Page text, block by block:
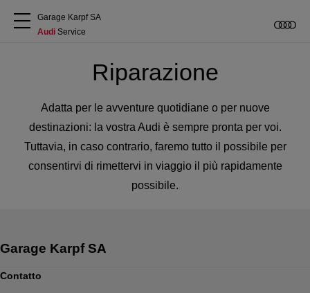
Acquistare Audi
Service
Accessori Originali Audi
Garage Karpf SA
Audi Service
Riparazione
Adatta per le avventure quotidiane o per nuove
destinazioni: la vostra Audi è sempre pronta per voi.
Tuttavia, in caso contrario, faremo tutto il possibile per
consentirvi di rimettervi in viaggio il più rapidamente
possibile.
Contatto